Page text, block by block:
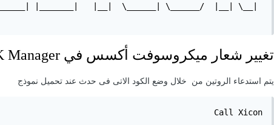
|_______|   |__|  \______| \______/  |__| \__|
تغيير شعار ميكروسوفت أكسس في TASK Manager في النموذج المرفق واستبداله بأيقونة أخرى
يتم استدعاء الروتين من خلال وضع الكود الاتى فى حدث عند تحميل نموذج
  Call Xicon